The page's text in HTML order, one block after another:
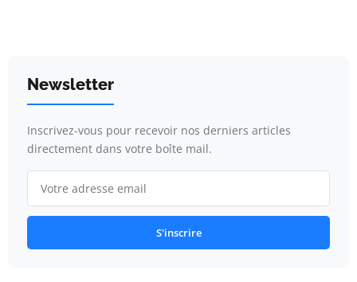
Newsletter
Inscrivez-vous pour recevoir nos derniers articles
directement dans votre boîte mail.
S'inscrire